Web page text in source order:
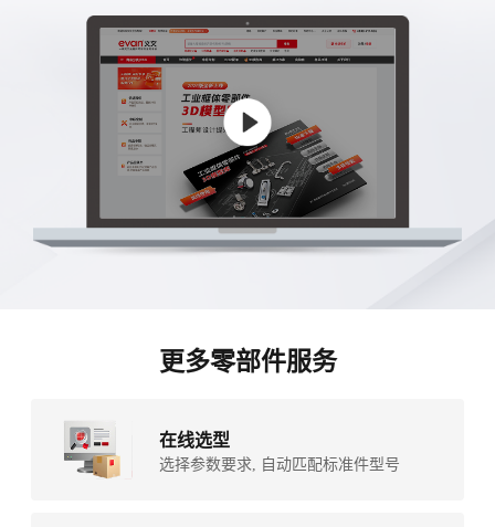
更多零部件服务
在线选型
选择参数要求, 自动匹配标准件型号